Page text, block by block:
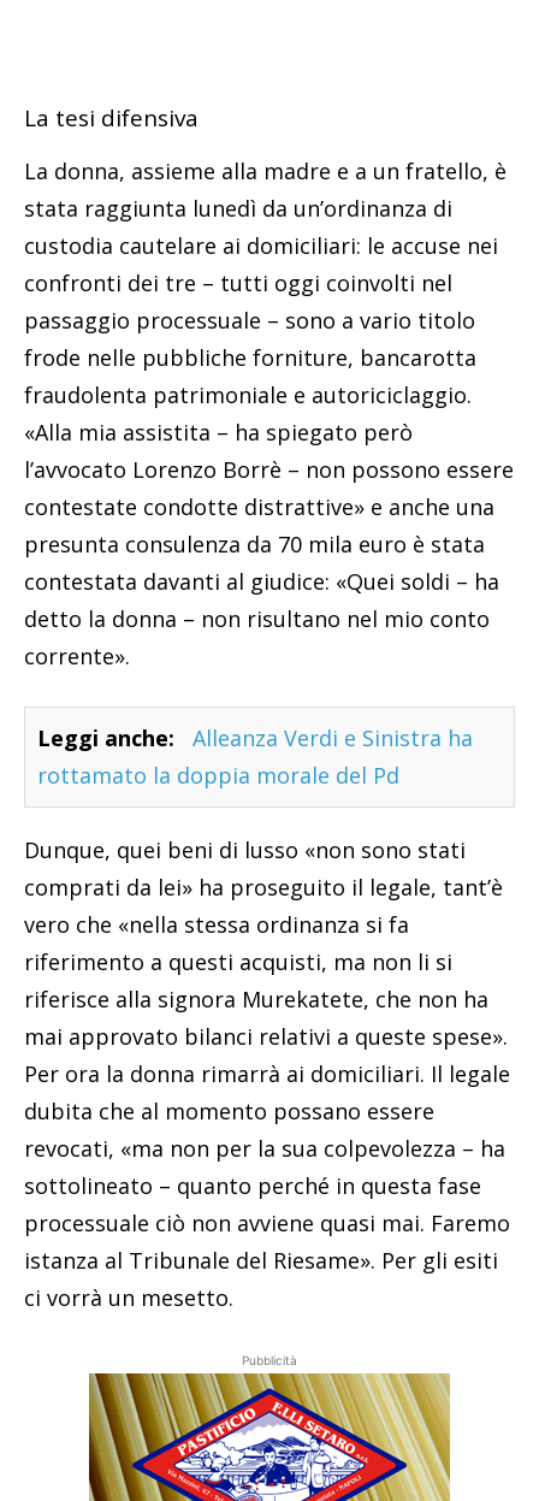
La tesi difensiva
La donna, assieme alla madre e a un fratello, è
stata raggiunta lunedì da un’ordinanza di
custodia cautelare ai domiciliari: le accuse nei
confronti dei tre – tutti oggi coinvolti nel
passaggio processuale – sono a vario titolo
frode nelle pubbliche forniture, bancarotta
fraudolenta patrimoniale e autoriciclaggio.
«Alla mia assistita – ha spiegato però
l’avvocato Lorenzo Borrè – non possono essere
contestate condotte distrattive» e anche una
presunta consulenza da 70 mila euro è stata
contestata davanti al giudice: «Quei soldi – ha
detto la donna – non risultano nel mio conto
corrente».
Leggi anche:
Alleanza Verdi e Sinistra ha
rottamato la doppia morale del Pd
Dunque, quei beni di lusso «non sono stati
comprati da lei» ha proseguito il legale, tant’è
vero che «nella stessa ordinanza si fa
riferimento a questi acquisti, ma non li si
riferisce alla signora Murekatete, che non ha
mai approvato bilanci relativi a queste spese».
Per ora la donna rimarrà ai domiciliari. Il legale
dubita che al momento possano essere
revocati, «ma non per la sua colpevolezza – ha
sottolineato – quanto perché in questa fase
processuale ciò non avviene quasi mai. Faremo
istanza al Tribunale del Riesame». Per gli esiti
ci vorrà un mesetto.
Pubblicità